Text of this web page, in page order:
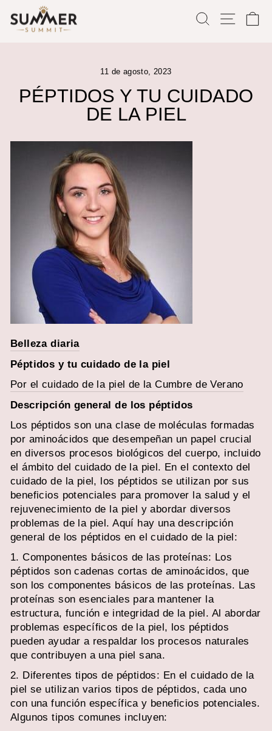
directamente
BUSCAR
11 de agosto, 2023
PÉPTIDOS Y TU CUIDADO
DE LA PIEL
Belleza diaria
Péptidos y tu cuidado de la piel
Por el cuidado de la piel de la Cumbre de Verano
Descripción generalde los péptidos
Los péptidos son una clase de moléculas formadas
por aminoácidos que desempeñan un papel crucial
en diversos procesos biológicos del cuerpo, incluido
el ámbito del cuidado de la piel. En el contexto del
cuidado de la piel, los péptidos se utilizan por sus
beneficios potenciales para promover la salud y el
rejuvenecimiento de la piel y abordar diversos
problemas de la piel. Aquí hay una descripción
general de los péptidos en el cuidado de la piel:
1. Componentes básicos de las proteínas: Los
péptidos son cadenas cortas de aminoácidos, que
son los componentes básicos de las proteínas. Las
proteínas son esenciales para mantener la
estructura, función e integridad de la piel. Al abordar
problemas específicos de la piel, los péptidos
pueden ayudar a respaldar los procesos naturales
que contribuyen a una piel sana.
2. Diferentes tipos de péptidos: En el cuidado de la
piel se utilizan varios tipos de péptidos, cada uno
con una función específica y beneficios potenciales.
Algunos tipos comunes incluyen: